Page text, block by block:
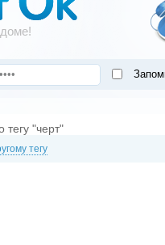
тегу "черт"
тегу